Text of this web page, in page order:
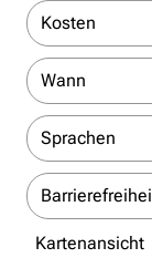
Kosten
Wann
Sprachen
Kartenansicht